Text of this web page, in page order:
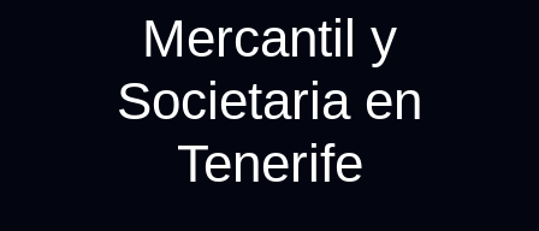
Mercantil y
Societaria en
Tenerife